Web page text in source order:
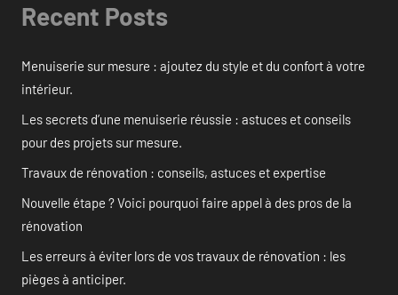
Recent Posts
Menuiserie sur mesure : ajoutez du style et du confort à votre
intérieur.
Les secrets d’une menuiserie réussie : astuces et conseils
pour des projets sur mesure.
Travaux de rénovation : conseils, astuces et expertise
Nouvelle étape ? Voici pourquoi faire appel à des pros de la
rénovation
Les erreurs à éviter lors de vos travaux de rénovation : les
pièges à anticiper.